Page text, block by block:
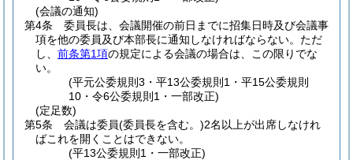
(会議の通知)
第4条
委員長は、会議開催の前日までに招集日時及び会議事
項を他の委員及び本部長に通知しなければならない。 ただ
し、 前条第1項の規定による会議の場合は、この限りでな
い。
(平元公委規則3・平13公委規則1・平15公委規則
10・令6公委規則1・一部改正)
(定足数)
第5条
会議は委員(委員長を含む。)2名以上が出席しなけれ
ばこれを開くことはできない。
(平13公委規則1・一部改正)